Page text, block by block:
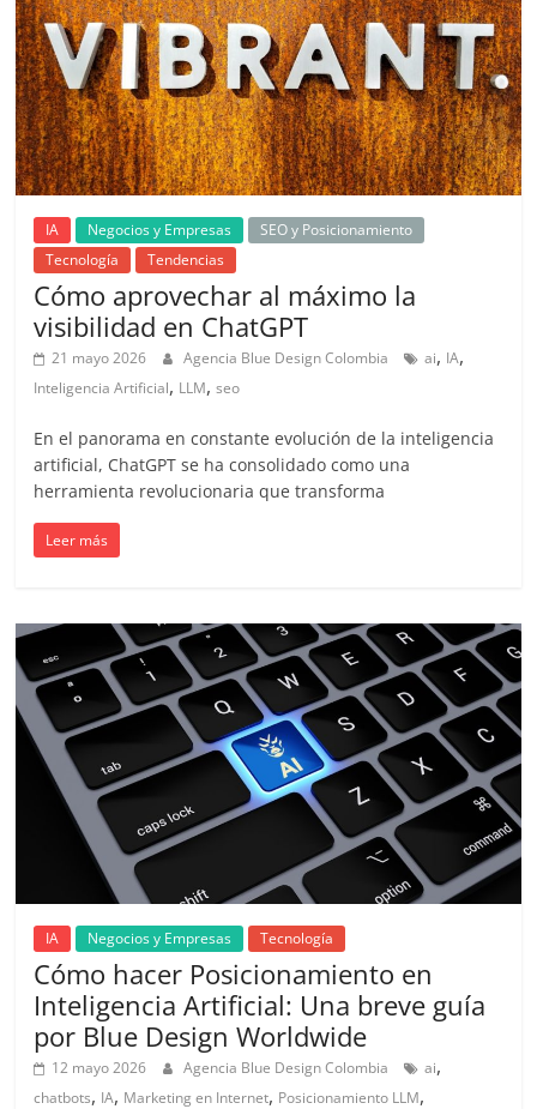
|
Revistas
de
Actualidad
en
Colombia
iBlue
Marketing
Magazine
de
Mercadeo
Medios
de
la
Agencia
Design
Colombia
sus
filiales
en
América
Latina
Una
IA Negocios y Empresas
SEO y Posicionamiento
Tecnología
Tendencias
Cómo aprovechar al máximo la
visibilidad en ChatGPT
21 mayo 2026 Agencia Blue Design Colombia ai, IA,
Inteligencia Artificial, LLM,seo
En el panorama en constante evolución de la inteligencia
artificial, ChatGPT se ha consolidado como una
herramienta revolucionaria que transforma
Leer más
IA Negocios y Empresas Tecnología
Cómo hacer Posicionamiento en
Inteligencia Artificial: Una breve guía
por Blue Design Worldwide
12 mayo 2026 Agencia Blue Design Colombia ai,
chatbots, IA, Marketing en Internet, Posicionamiento LLM,